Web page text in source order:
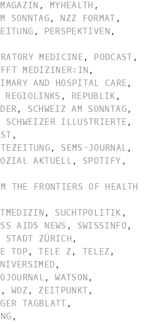
, MYHEALTH ,
SONNTAG, NZZ FORMAT ,
, PERSPEKTIVEN ,
MEDICINE , PODCAST ,
MEDIZINER:IN ,
AND HOSPITAL CARE ,
REGIOLINKS , REPUBLIK ,
, SCHWEIZ AM SONNTAG,
SCHWEIZER ILLUSTRIERTE ,
,
, SEMS-JOURNAL ,
AKTUELL , SPOTIFY ,
THE FRONTIERS OF HEALTH
, SUCHTPOLITIK ,
AIDS NEWS , SWISSINFO ,
STADT ZÜRICH,
TOP, TELE Z , TELEZ ,
,
, WATSON ,
, WOZ , ZEITPUNKT,
TAGBLATT,
,